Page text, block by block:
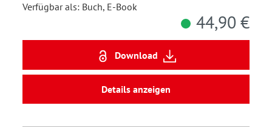
Verfügbar als: Buch, E-Book
44,90 €
Download
Details anzeigen